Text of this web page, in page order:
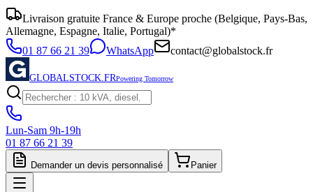
Livraison gratuite France & Europe proche (Belgique, Pays-Bas,
Allemagne, Espagne, Italie, Portugal)*
01 87 66 21 39
WhatsApp contact@globalstock.fr
GLOBALSTOCK.FRPowering Tomorrow
Lun-Sam 9h-19h
01 87 66 21 39
Demander un devis personnalisé Panier